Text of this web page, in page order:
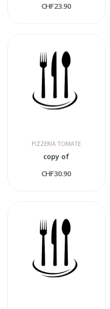
CHF23.90
PIZZERIA TOMATE
copy of
CHF30.90